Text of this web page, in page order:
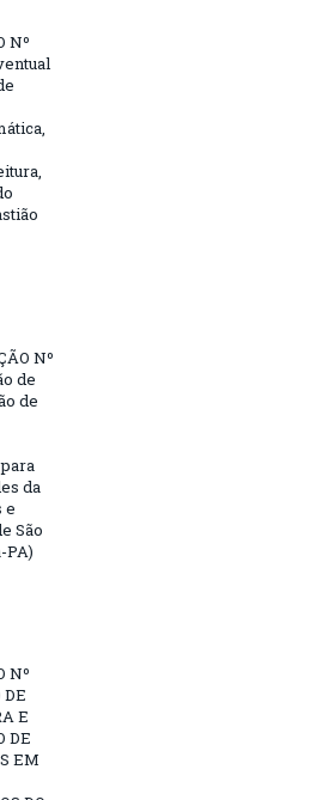
Nº
Nº
de
de
da
e
São
PA)
Nº
DE
E
DE
EM